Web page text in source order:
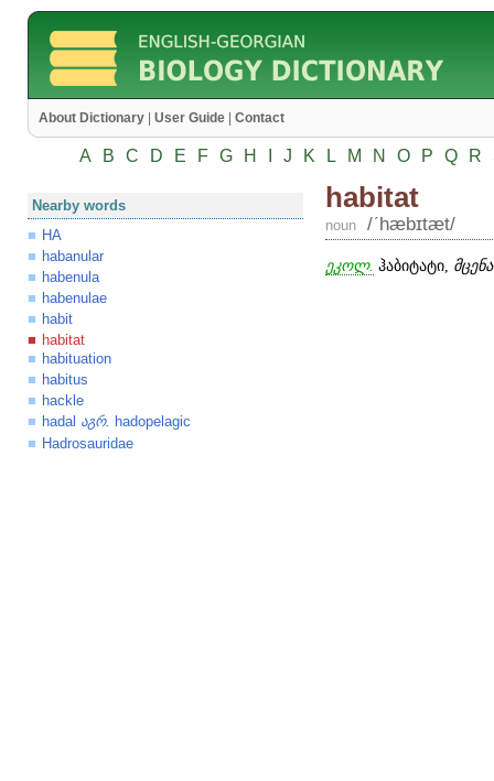
About Dictionary User Guide Contact
A B C D E F G H J K L M N O P Q R
Nearby words
HA
habanular
habenula
habenulae
habit
habitat
habituation
habitus
hackle
hadal აგრ. hadopelagic
Hadrosauridae
habitat
noun /ʹhæbɪtæt/
ეკოლ. ჰაბიტატი,